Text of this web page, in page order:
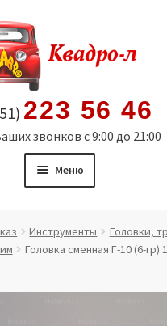
223 56 46
звонков с 9:00 до 21:00
Меню
Инструменты
Головки,
Головка сменная Г-10 (6-гр)